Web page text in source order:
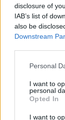
disclosure of
IAB’s list of
also be
Downstream
Personal
I want to
personal
Opted In
I want to
Accueil>Forum
28/01/2011